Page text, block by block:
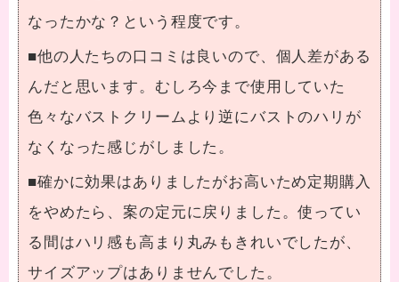
なったかな？という程度です。
■他の人たちの口コミは良いので、個人差がある
んだと思います。むしろ今まで使用していた
色々なバストクリームより逆にバストのハリが
なくなった感じがしました。
■確かに効果はありましたがお高いため定期購入
をやめたら、案の定元に戻りました。使ってい
る間はハリ感も高まり丸みもきれいでしたが、
サイズアップはありませんでした。